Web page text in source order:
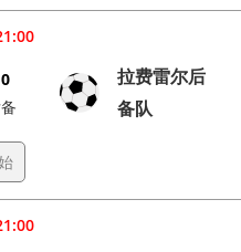
拉费雷尔后
备队